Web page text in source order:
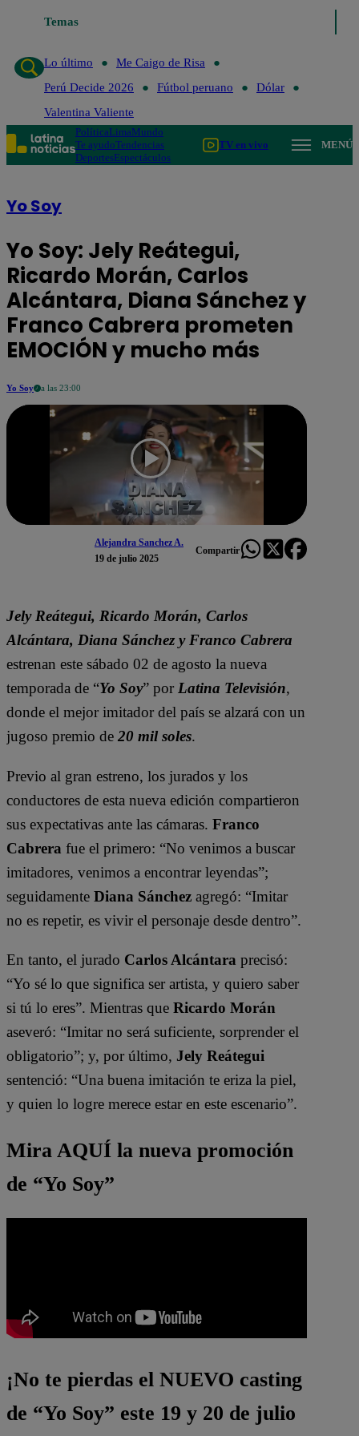
Temas
Lo último
Me Caigo de Risa
Perú Decide 2026
Fútbol peruano
Dólar
Valentina Valiente
PolíticaLimaMundo
Te ayudoTendencias
DeportesEspectáculos
TV en vivo MENÚ
Yo Soy
Yo Soy: Jely Reátegui,
Ricardo Morán, Carlos
Alcántara, Diana Sánchez y
Franco Cabrera prometen
EMOCIÓN y mucho más
Yo Soy a las 23:00
Alejandra Sanchez A.
19 de julio 2025
Compartir
Jely Reátegui, Ricardo Morán, Carlos
Alcántara, Diana Sánchez y Franco Cabrera
estrenan este sábado 02 de agosto la nueva
temporada de “Yo Soy” por Latina Televisión,
donde el mejor imitador del país se alzará con un
jugoso premio de 20 mil soles.
Previo al gran estreno, los jurados y los
conductores de esta nueva edición compartieron
sus expectativas ante las cámaras. Franco
Cabrera fue el primero: “No venimos a buscar
imitadores, venimos a encontrar leyendas”;
seguidamente Diana Sánchez agregó: “Imitar
no es repetir, es vivir el personaje desde dentro”.
En tanto, el jurado Carlos Alcántara precisó:
“Yo sé lo que significa ser artista, y quiero saber
si tú lo eres”. Mientras que Ricardo Morán
aseveró: “Imitar no será suficiente, sorprender el
obligatorio”; y, por último, Jely Reátegui
sentenció: “Una buena imitación te eriza la piel,
y quien lo logre merece estar en este escenario”.
Mira AQUÍ la nueva promoción
de “Yo Soy”
¡No te pierdas el NUEVO casting
de “Yo Soy” este 19 y 20 de julio